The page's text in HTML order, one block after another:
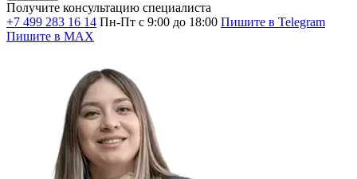
Получите консультацию специалиста
+7 499 283 16 14 Пн-Пт с 9:00 до 18:00 Пишите в Telegram
Пишите в MAX